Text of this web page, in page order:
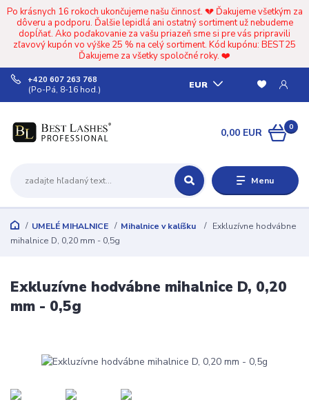
Po krásnych 16 rokoch ukončujeme našu činnosť. 💔 Ďakujeme všetkým za
dôveru a podporu. Ďalšie lepidlá ani ostatný sortiment už nebudeme
dopĺňať. Ako poďakovanie za vašu priazeň sme si pre vás pripravili
zľavový kupón vo výške 25 % na celý sortiment. Kód kupónu: BEST25
Ďakujeme za všetky spoločné roky. ❤️
Menu
EUR
+420 607 263 768
(Po-Pá, 8-16 hod.)
0
0,00 EUR
UMELÉ MIHALNICE Mihalnice v kalíšku
Exkluzívne hodvábne
mihalnice D, 0,20 mm - 0,5g
Exkluzívne hodvábne mihalnice D, 0,20
mm - 0,5g